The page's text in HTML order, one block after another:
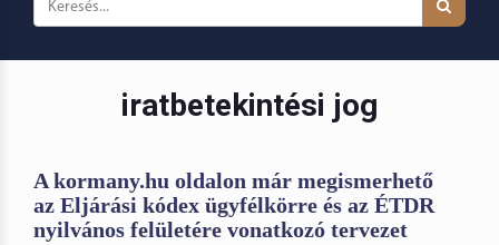
iratbetekintési jog
A kormany.hu oldalon már megismerhető
az Eljárási kódex ügyfélkörre és az ÉTDR
nyilvános felületére vonatkozó tervezet